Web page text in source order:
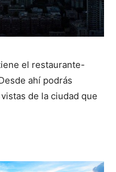
el restaurante-
ahí podrás
de la ciudad que